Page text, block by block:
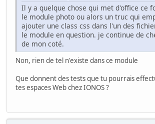
Il y a quelque chose qui met d'office ce
le module photo ou alors un truc qui
ajouter une class css dans l'un des
le module en question. je continue de
de mon coté.
Non, rien de tel n'existe dans ce module
Que donnent des tests que tu pourrais
tes espaces Web chez IONOS ?